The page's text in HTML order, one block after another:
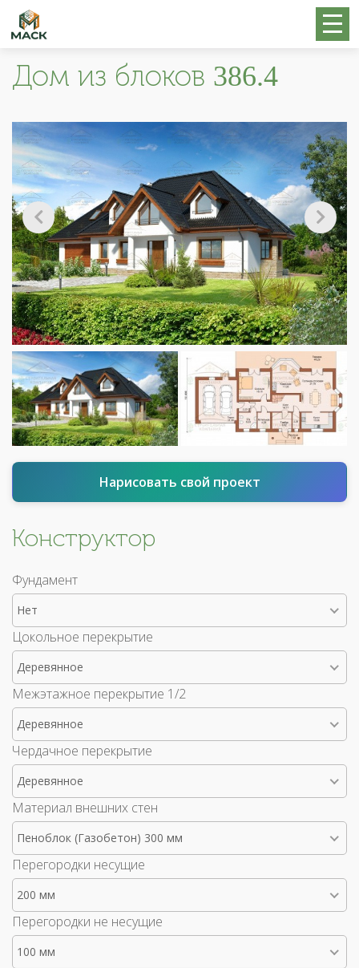
Дом из блоков 386.4
Нарисовать свой проект
Конструктор
Фундамент
Нет
Цокольное перекрытие
Деревянное
Межэтажное перекрытие 1/2
Деревянное
Чердачное перекрытие
Деревянное
Материал внешних стен
Пеноблок (Газобетон) 300 мм
Перегородки несущие
200 мм
Перегородки не несущие
100 мм